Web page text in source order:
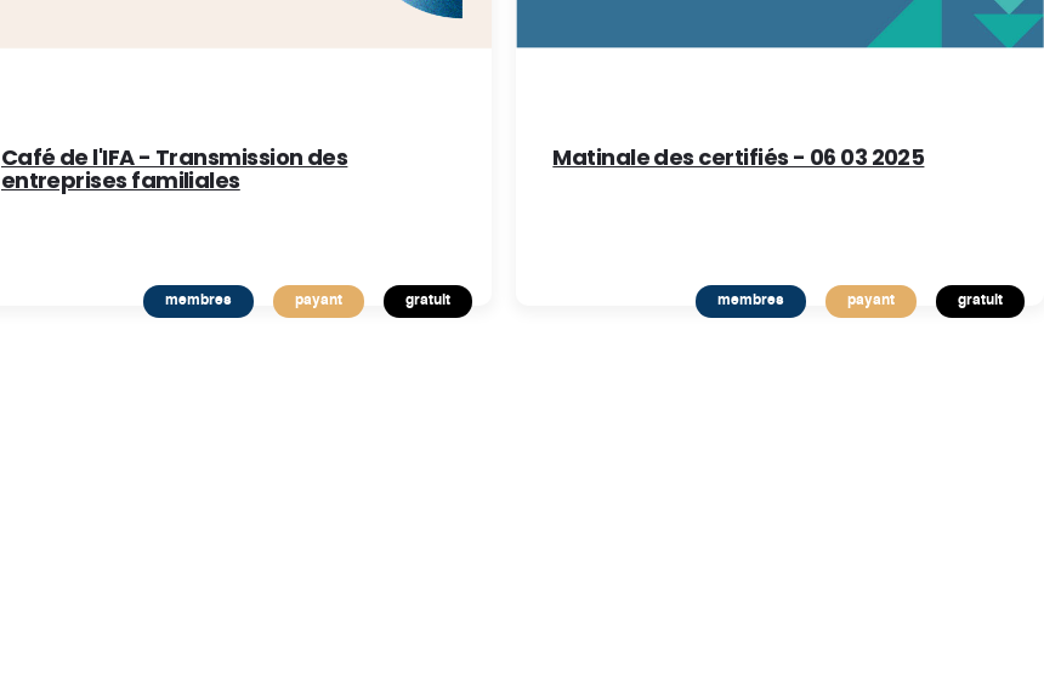
Café de l'IFA - Transmission des
entreprises familiales
membres payant gratuit
Matinale des certifiés - 06 03 2025
membres payant gratuit